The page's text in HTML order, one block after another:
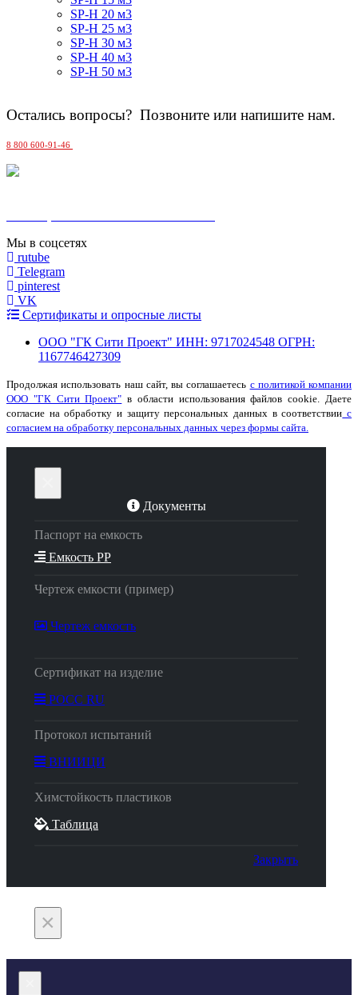
SP-H 20 м3
SP-H 25 м3
SP-H 30 м3
SP-H 40 м3
SP-H 50 м3
Остались вопросы? Позвоните или напишите нам.
8 800 600-91-46
Мы в соцсетях
rutube
Telegram
pinterest
VK
Сертификаты и опросные листы
ООО "ГК Сити Проект" ИНН: 9717024548 ОГРН:
1167746427309
Продолжая использовать наш сайт, вы соглашаетесь с политикой компании
ООО "ГК Сити Проект" в области использования файлов cookie. Даете
согласие на обработку и защиту персональных данных в соответствии с
согласием на обработку персональных данных через формы сайта.
Документы
Паспорт на емкость
Емкость PP
Чертеж емкости (пример)
Чертеж емкость
Сертификат на изделие
РОСС RU
Протокол испытаний
ВНИИЦИ
Химстойкость пластиков
Таблица
Закрыть
×